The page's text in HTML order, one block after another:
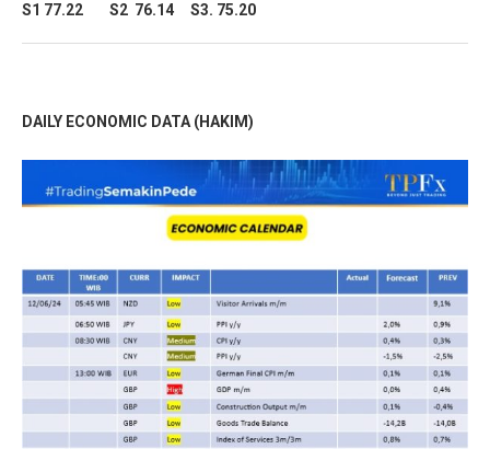
S1 77.22 S2 76.14 S3. 75.20
DAILY ECONOMIC DATA (HAKIM)